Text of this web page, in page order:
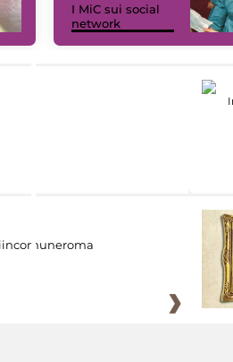
I MiC sui social
network